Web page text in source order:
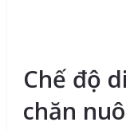
Chế độ
chăn